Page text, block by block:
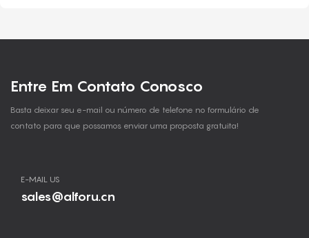
Entre Em Contato Conosco
Basta deixar seu e-mail ou número de telefone no formulário de
contato para que possamos enviar uma proposta gratuita!
E-MAIL US
sales@alforu.cn